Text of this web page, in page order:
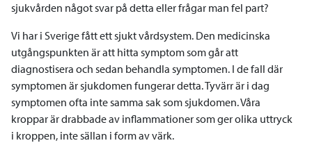
sjukvården något svar på detta eller frågar man fel part?
Vi har i Sverige fått ett sjukt vårdsystem. Den medicinska
utgångspunkten är att hitta symptom som går att
diagnostisera och sedan behandla symptomen. I de fall där
symptomen är sjukdomen fungerar detta. Tyvärr är i dag
symptomen ofta inte samma sak som sjukdomen. Våra
kroppar är drabbade av inflammationer som ger olika uttryck
i kroppen, inte sällan i form av värk.